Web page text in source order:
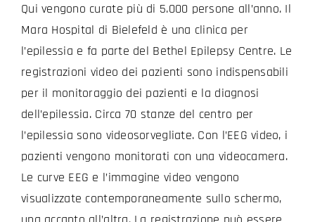
Qui vengono curate più di 5.000 persone all’anno. Il
Mara Hospital di Bielefeld è una clinica per
l’epilessia e fa parte del Bethel Epilepsy Centre. Le
registrazioni video dei pazienti sono indispensabili
per il monitoraggio dei pazienti e la diagnosi
dell’epilessia. Circa 70 stanze del centro per
l’epilessia sono videosorvegliate. Con l’EEG video, i
pazienti vengono monitorati con una videocamera.
Le curve EEG e l’immagine video vengono
visualizzate contemporaneamente sullo schermo,